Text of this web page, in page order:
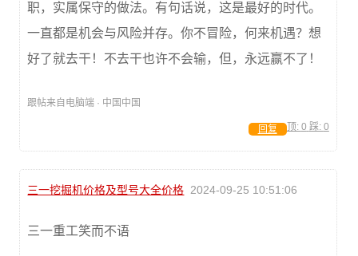
职，实属保守的做法。有句话说，这是最好的时代。
一直都是机会与风险并存。你不冒险，何来机遇？想
好了就去干！不去干也许不会输，但，永远赢不了！
跟帖来自电脑端 · 中国中国
顶: 0 踩: 0
回复
三一挖掘机价格及型号大全价格 2024-09-25 10:51:06
三一重工笑而不语